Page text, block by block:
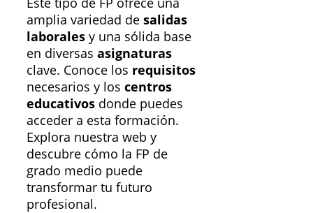
amplia variedad de salidas
laborales y una sólida base
en diversas asignaturas
clave. Conoce los requisitos
necesarios y los centros
educativos donde puedes
acceder a esta formación.
Explora nuestra web y
descubre cómo la FP de
grado medio puede
transformar tu futuro
profesional.